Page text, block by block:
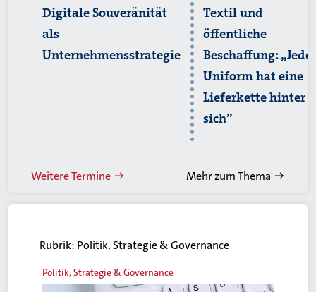
Weitere Termine
Digitale Souveränität
als
Unternehmensstrategie
Textil und
öffentliche
Beschaffung: „Jede
Uniform hat eine
Lieferkette hinter
sich”
Mehr zum Thema
Rubrik: Politik, Strategie & Governance
Politik, Strategie & Governance